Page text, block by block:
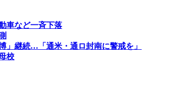
車など一斉下落
」継続…「通米・通ロ封南に警戒を」
校